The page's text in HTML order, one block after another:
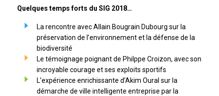
Quelques temps forts du SIG 2018…
La rencontre avec Allain Bougrain Dubourg sur la
préservation de l’environnement et la défense de la
biodiversité
Le témoignage poignant de Philppe Croizon, avec son
incroyable courage et ses exploits sportifs
L’expérience enrichissante d’Akim Oural sur la
démarche de ville intelligente entreprise par la